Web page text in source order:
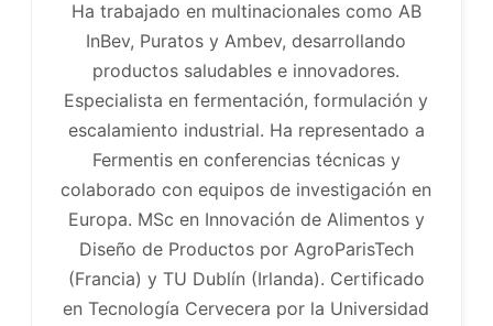
Ha trabajado en multinacionales como AB
InBev, Puratos y Ambev, desarrollando
productos saludables e innovadores.
Especialista en fermentación, formulación y
escalamiento industrial. Ha representado a
Fermentis en conferencias técnicas y
colaborado con equipos de investigación en
Europa. MSc en Innovación de Alimentos y
Diseño de Productos por AgroParisTech
(Francia) y TU Dublín (Irlanda). Certificado
en Tecnología Cervecera por la Universidad